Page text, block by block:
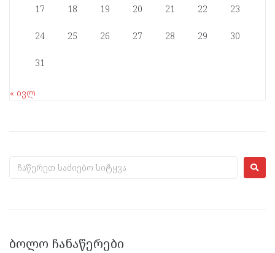
17 18 19 20 21 22 23
24 25 26 27 28 29 30
31
« ივლ
ᲑᲝᲚᲝ ᲩᲐᲜᲐᲬᲔᲠᲔᲑᲘ